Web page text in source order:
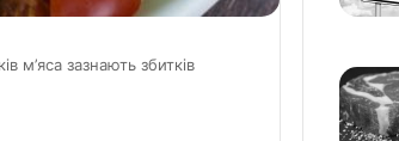
м’яса зазнають збитків